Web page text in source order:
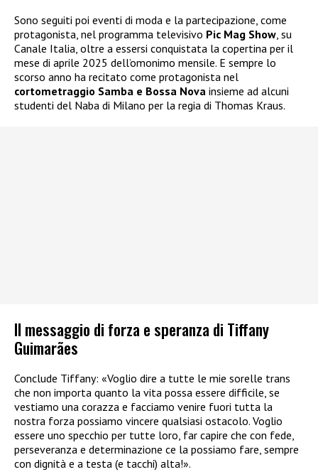
Sono seguiti poi eventi di moda e la partecipazione, come
protagonista, nel programma televisivo Pic Mag Show, su
Canale Italia, oltre a essersi conquistata la copertina per il
mese di aprile 2025 dell’omonimo mensile. E sempre lo
scorso anno ha recitato come protagonista nel
cortometraggio Samba e Bossa Nova insieme ad alcuni
studenti del Naba di Milano per la regia di Thomas Kraus.
Il messaggio di forza e speranza di Tiffany
Guimarães
Conclude Tiffany: «Voglio dire a tutte le mie sorelle trans
che non importa quanto la vita possa essere difficile, se
vestiamo una corazza e facciamo venire fuori tutta la
nostra forza possiamo vincere qualsiasi ostacolo. Voglio
essere uno specchio per tutte loro, far capire che con fede,
perseveranza e determinazione ce la possiamo fare, sempre
con dignità e a testa (e tacchi) alta!».